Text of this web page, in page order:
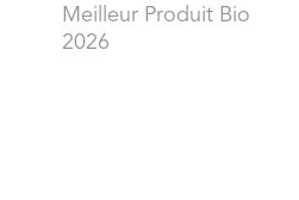
Meilleur Produit Bio
2026